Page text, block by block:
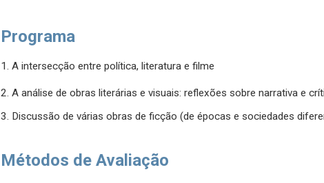
Programa
1. A intersecção entre política, literatura e filme
2. A análise de obras literárias e visuais: reflexões sobre narrativa e
3. Discussão de várias obras de ficção (de épocas e sociedades
Métodos de Avaliação